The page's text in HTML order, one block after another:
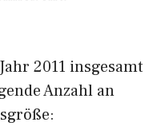
2011 insgesamt
Anzahl an